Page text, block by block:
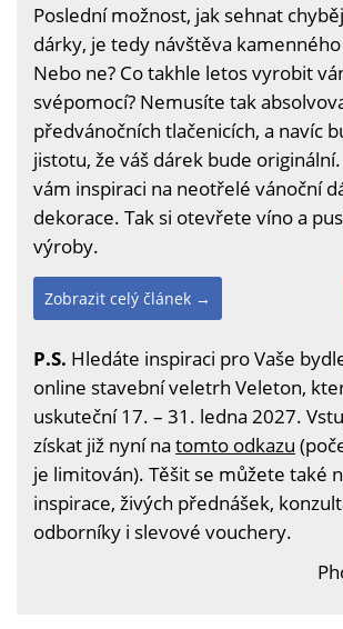
Poslední možnost, jak sehnat
dárky, je tedy návštěva
Nebo ne? Co takhle letos vyrobit
svépomocí? Nemusíte tak
předvánočních tlačenicích, a navíc
jistotu, že váš dárek bude
vám inspiraci na neotřelé vánoční
dekorace. Tak si otevřete víno a
výroby.
Zobrazit celý článek →
P.S. Hledáte inspiraci pro Vaše
online stavební veletrh Veleton,
uskuteční 17. – 31. ledna 2027.
získat již nyní na tomto odkazu
je limitován). Těšit se můžete také
inspirace, živých přednášek,
odborníky i slevové vouchery.